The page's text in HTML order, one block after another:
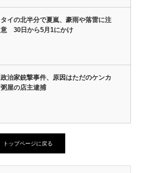
タイの北半分で夏嵐、豪雨や落雷に注
意 30日から5月1にかけ
政治家銃撃事件、原因はただのケンカ
粥屋の店主逮捕
トップページに戻る